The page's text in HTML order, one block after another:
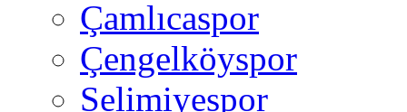
Çamlıcaspor
Çengelköyspor
Selimiyespor